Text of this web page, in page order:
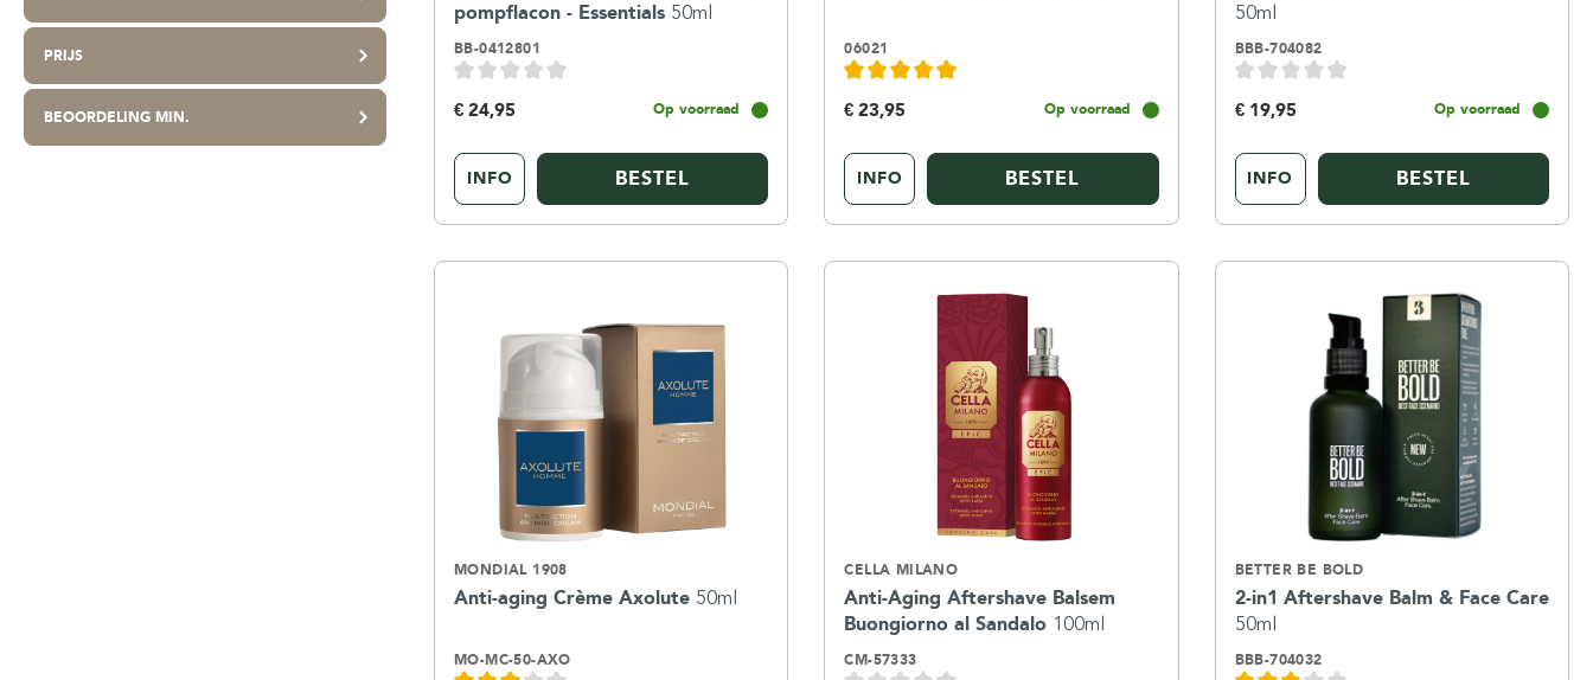
PRIJS
BEOORDELING MIN.
pompflacon - Essentials 50ml
BB-0412801
€ 24,95 Op voorraad
INFO BESTEL
06021
€ 23,95 Op voorraad
INFO BESTEL
50ml
BBB-704082
€ 19,95 Op voorraad
INFO BESTEL
MONDIAL 1908
Anti-aging Crème Axolute 50ml
MO-MC-50-AXO
CELLA MILANO
Anti-Aging Aftershave Balsem
Buongiorno al Sandalo 100ml
CM-57333
BETTER BE BOLD
2-in1 Aftershave Balm & Face Care
50ml
BBB-704032